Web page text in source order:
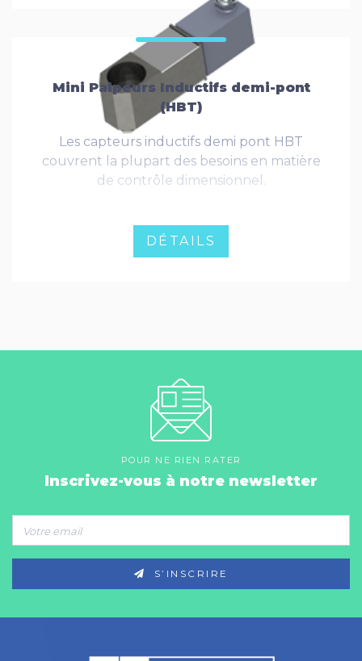
Mini Palpeurs Inductifs demi-pont
(HBT)
Les capteurs inductifs demi pont HBT
couvrent la plupart des besoins en matière
de contrôle dimensionnel.
DÉTAILS
POUR NE RIEN RATER
Inscrivez-vous à notre newsletter
S’INSCRIRE